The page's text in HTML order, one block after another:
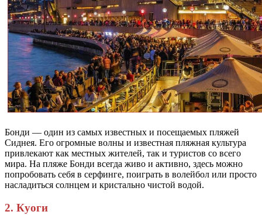
Бонди — один из самых известных и посещаемых пляжей
Сиднея. Его огромные волны и известная пляжная культура
привлекают как местных жителей, так и туристов со всего
мира. На пляже Бонди всегда живо и активно, здесь можно
попробовать себя в серфинге, поиграть в волейбол или просто
насладиться солнцем и кристально чистой водой.
2. Куоги